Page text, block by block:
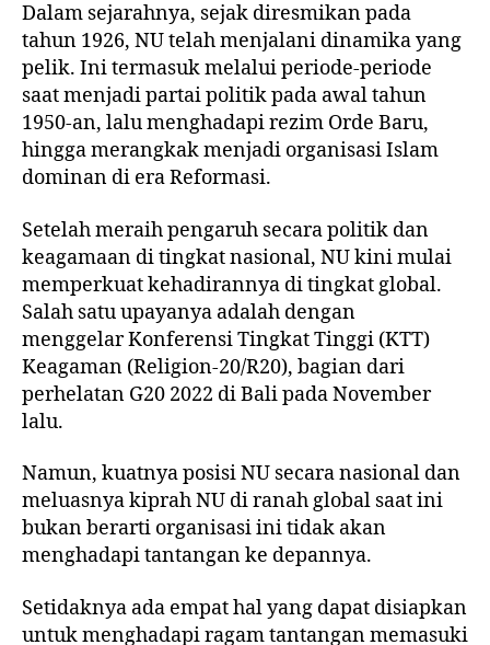
Dalam sejarahnya, sejak diresmikan pada
tahun 1926, NU telah menjalani dinamika yang
pelik. Ini termasuk melalui periode-periode
saat menjadi partai politik pada awal tahun
1950-an, lalu menghadapi rezim Orde Baru,
hingga merangkak menjadi organisasi Islam
dominan di era Reformasi.
Setelah meraih pengaruh secara politik dan
keagamaan di tingkat nasional, NU kini mulai
memperkuat kehadirannya di tingkat global.
Salah satu upayanya adalah dengan
menggelarKonferensi Tingkat Tinggi (KTT)
Keagaman (Religion-20/R20), bagian dari
perhelatan G20 2022 di Bali pada November
lalu.
Namun, kuatnya posisi NU secara nasional dan
meluasnya kiprah NU di ranah global saat ini
bukan berarti organisasi ini tidak akan
menghadapi tantangan ke depannya.
Setidaknya ada empat hal yang dapat disiapkan
untuk menghadapi ragam tantangan memasuki